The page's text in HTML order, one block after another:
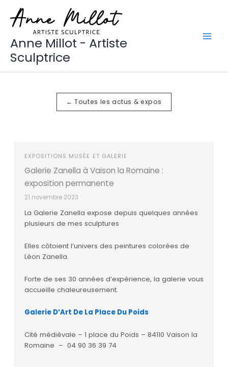
contenu
Anne Millot - Artiste
Sculptrice
← Toutes les actus & expos
EXPOSITIONS MUSÉE ET GALERIE
Galerie Zanella à Vaison la Romaine :
exposition permanente
21 novembre 2023
La Galerie Zanella expose depuis quelques années
plusieurs de mes sculptures
Elles côtoient l’univers des peintures colorées de
Léon Zanella.
Forte de ses 30 années d’expérience, la galerie vous
accueille chaleureusement.
Galerie D’Art De La Place Du Poids
Cité médiévale – 1 place du Poids – 84110 Vaison la
Romaine – 04 90 36 39 74